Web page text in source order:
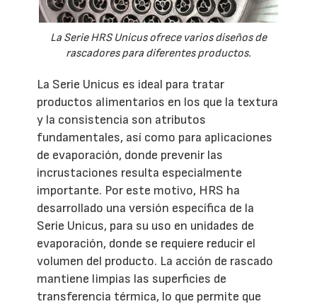
La Serie HRS Unicus ofrece varios diseños de
rascadores para diferentes productos.
La Serie Unicus es ideal para tratar
productos alimentarios en los que la textura
y la consistencia son atributos
fundamentales, así como para aplicaciones
de evaporación, donde prevenir las
incrustaciones resulta especialmente
importante. Por este motivo, HRS ha
desarrollado una versión específica de la
Serie Unicus, para su uso en unidades de
evaporación, donde se requiere reducir el
volumen del producto. La acción de rascado
mantiene limpias las superficies de
transferencia térmica, lo que permite que